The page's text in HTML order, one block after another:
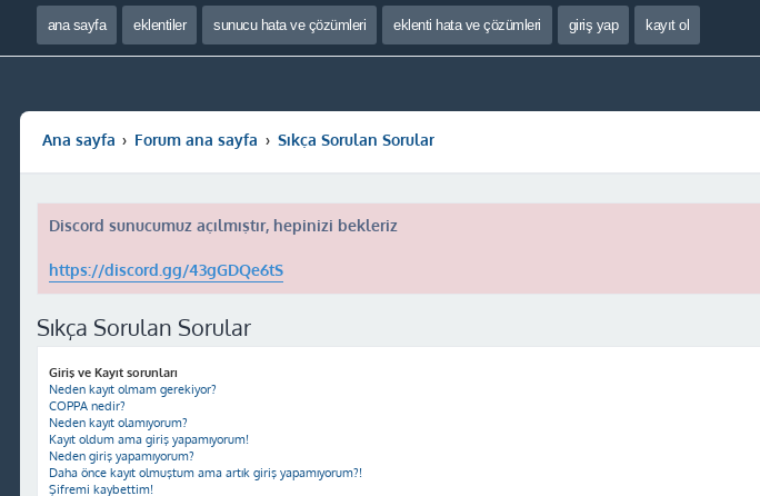
ana sayfa eklentiler sunucu hata ve çözümleri eklenti hata ve çözümleri giriş yap kayıt ol
Ana sayfa Forum ana sayfa Sıkça Sorulan Sorular
Discord sunucumuz açılmıştır, hepinizi bekleriz
https://discord.gg/43gGDQe6tS
Sıkça Sorulan Sorular
Giriş ve Kayıt sorunları
Neden kayıt olmam gerekiyor?
COPPA nedir?
Neden kayıt olamıyorum?
Kayıt oldum ama giriş yapamıyorum!
Neden giriş yapamıyorum?
Daha önce kayıt olmuştum ama artık giriş yapamıyorum?!
Şifremi kaybettim!